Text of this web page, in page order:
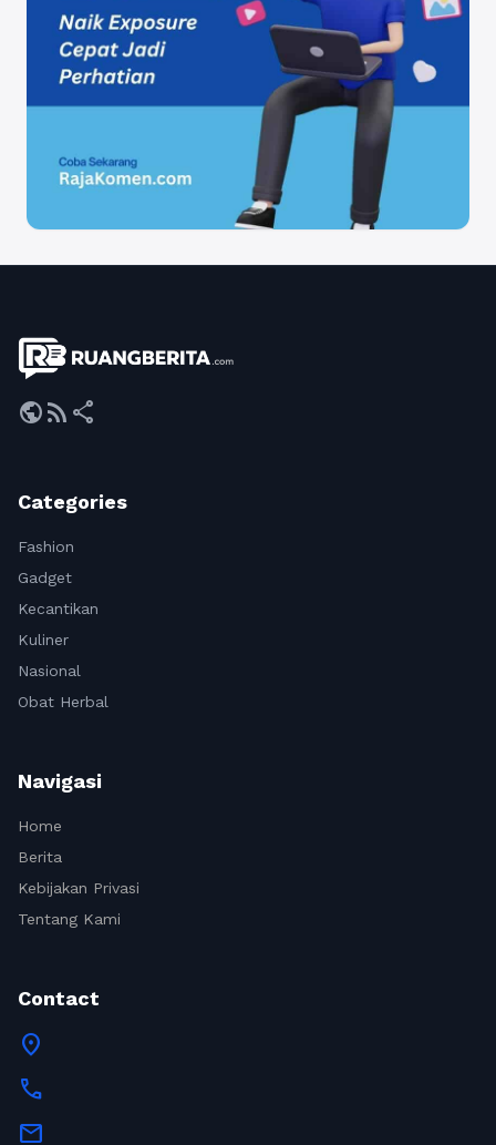
publicrss_feed share
Categories
Fashion
Gadget
Kecantikan
Kuliner
Nasional
Obat Herbal
Navigasi
Home
Berita
Kebijakan Privasi
Tentang Kami
Contact
location_on
call
mail